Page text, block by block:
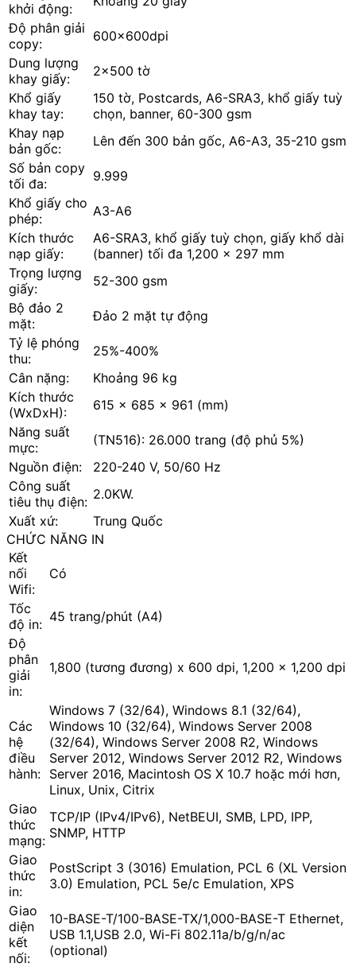
khởi động:
Độ phân giải
copy:
600x600dpi
Dung lượng
khay giấy:
2x500 tờ
Khổ giấy
khay tay:
150 tờ, Postcards, A6-SRA3, khổ giấy tuỳ
chọn, banner, 60-300 gsm
Khay nạp
bản gốc:
Lên đến 300 bản gốc, A6-A3, 35-210 gsm
Số bản copy
tối đa:
9.999
Khổ giấy cho
phép:
A3-A6
Kích thước
nạp giấy:
A6-SRA3, khổ giấy tuỳ chọn, giấy khổ dài
(banner) tối đa 1,200 x 297 mm
Trọng lượng
giấy:
52-300 gsm
Bộ đảo 2
mặt:
Đảo 2 mặt tự động
Tỷ lệ phóng
thu:
25%-400%
Cân nặng:
Khoảng 96 kg
Kích thước
(WxDxH):
615 x 685 x 961 (mm)
Năng suất
mực:
(TN516): 26.000 trang (độ phủ 5%)
Nguồn điện:
220-240 V, 50/60 Hz
Công suất
tiêu thụ điện: 2.0KW.
Xuất xứ:
Trung Quốc
CHỨC NĂNG IN
Kết
nối
Wifi:
Có
Tốc
độ in: 45 trang/phút (A4)
Độ
phân
giải
in:
1,800 (tương đương) x 600 dpi, 1,200 x 1,200 dpi
Các
hệ
điều
hành:
Windows 7 (32/64), Windows 8.1 (32/64),
Windows 10 (32/64), Windows Server 2008
(32/64), Windows Server 2008 R2, Windows
Server 2012, Windows Server 2012 R2, Windows
Server 2016, Macintosh OS X 10.7 hoặc mới hơn,
Linux, Unix, Citrix
Giao
thức
mạng:
TCP/IP (IPv4/IPv6), NetBEUI, SMB, LPD, IPP,
SNMP, HTTP
Giao
thức
in:
PostScript 3 (3016) Emulation, PCL 6 (XL Version
3.0) Emulation, PCL 5e/c Emulation, XPS
Giao
diện
kết
nối:
10-BASE-T/100-BASE-TX/1,000-BASE-T Ethernet,
USB 1.1,USB 2.0, Wi-Fi 802.11a/b/g/n/ac
(optional)